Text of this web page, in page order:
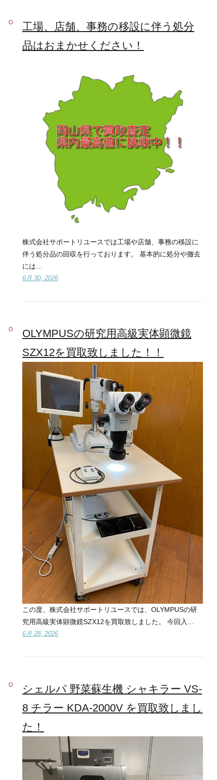
工場、店舗、事務の移設に伴う処分
品はおまかせください！
株式会社サポートリユースでは工場や店舗、事務の移設に
伴う処分品の回収を行っております。 基本的に処分や撤去
には…
6月 30, 2026
OLYMPUSの研究用高級実体顕微鏡
SZX12を買取致しました！！
この度、株式会社サポートリユースでは、OLYMPUSの研
究用高級実体顕微鏡SZX12を買取致しました。 今回入…
6月 28, 2026
シェルパ 野菜蘇生機 シャキラー VS-
8 チラー KDA-2000V を買取致しまし
た！